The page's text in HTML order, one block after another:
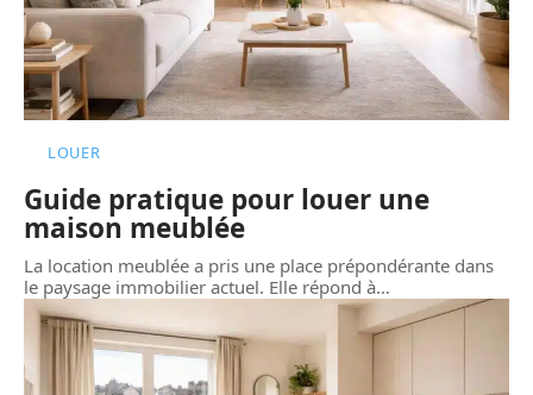
LOUER
Guide pratique pour louer une
maison meublée
La location meublée a pris une place prépondérante dans
le paysage immobilier actuel. Elle répond à…